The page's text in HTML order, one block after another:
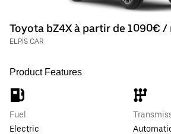
Toyota bZ4X à partir de 1090€ /
ELPIS CAR
Product Features
Fuel
Electric